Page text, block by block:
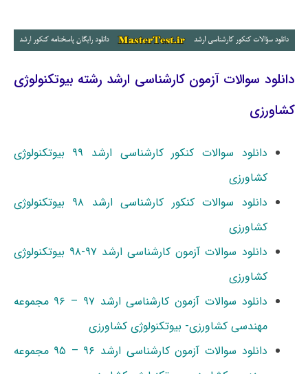
دانلود سوالات آزمون کارشناسی ارشد رشته بیوتکنولوژی
کشاورزی
دانلود سوالات کنکور کارشناسی ارشد ۹۹ بیوتکنولوژی
کشاورزی
دانلود سوالات کنکور کارشناسی ارشد ۹۸ بیوتکنولوژی
کشاورزی
دانلود سوالات آزمون کارشناسی ارشد ۹۷-۹۸ ﺑﻴﻮﺗﻜﻨﻮﻟﻮژی
ﻛﺸﺎورزی
دانلود سوالات آزمون کارشناسی ارشد ۹۷ – ۹۶ مجموعه
مهندسی کشاورزی- بیوتکنولوژی کشاورزی
دانلود سوالات آزمون کارشناسی ارشد ۹۶ – ۹۵ مجموعه